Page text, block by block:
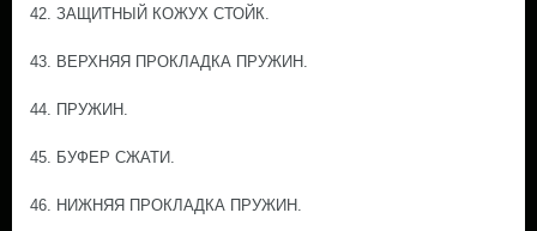
42. ЗАЩИТНЫЙ КОЖУХ СТОЙК.
43. ВЕРХНЯЯ ПРОКЛАДКА ПРУЖИН.
44. ПРУЖИН.
45. БУФЕР СЖАТИ.
46. НИЖНЯЯ ПРОКЛАДКА ПРУЖИН.